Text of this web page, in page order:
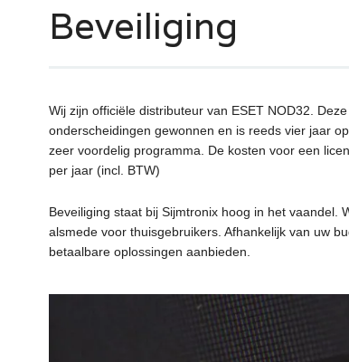
Beveiliging
Wij zijn officiële distributeur van ESET NOD32.
onderscheidingen gewonnen en is reeds vier jaar
zeer voordelig programma. De kosten voor een
per jaar (incl. BTW)
Beveiliging staat bij Sijmtronix hoog in het vaandel.
alsmede voor thuisgebruikers. Afhankelijk van uw
betaalbare oplossingen aanbieden.